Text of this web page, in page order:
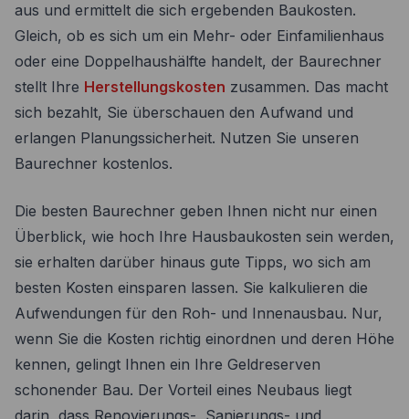
aus und ermittelt die sich ergebenden Baukosten.
Gleich, ob es sich um ein Mehr- oder Einfamilienhaus
oder eine Doppelhaushälfte handelt, der Baurechner
stellt Ihre Herstellungskosten zusammen. Das macht
sich bezahlt, Sie überschauen den Aufwand und
erlangen Planungssicherheit. Nutzen Sie unseren
Baurechner kostenlos.
Die besten Baurechner geben Ihnen nicht nur einen
Überblick, wie hoch Ihre Hausbaukosten sein werden,
sie erhalten darüber hinaus gute Tipps, wo sich am
besten Kosten einsparen lassen. Sie kalkulieren die
Aufwendungen für den Roh- und Innenausbau. Nur,
wenn Sie die Kosten richtig einordnen und deren Höhe
kennen, gelingt Ihnen ein Ihre Geldreserven
schonender Bau. Der Vorteil eines Neubaus liegt
darin, dass Renovierungs-, Sanierungs- und